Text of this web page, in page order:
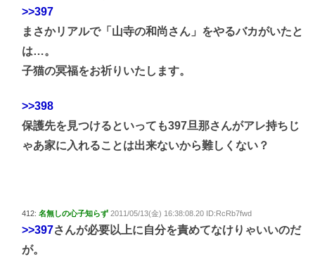
>>397
まさかリアルで「山寺の和尚さん」をやるバカがいたと
は…。
子猫の冥福をお祈りいたします。
>>398
保護先を見つけるといっても397旦那さんがアレ持ちじ
ゃあ家に入れることは出来ないから難しくない？
412: 名無しの心子知らず 2011/05/13(金) 16:38:08.20 ID:RcRb7fwd
>>397さんが必要以上に自分を責めてなけりゃいいのだ
が。